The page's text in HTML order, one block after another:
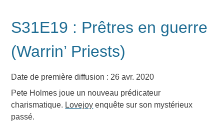
S31E19 : Prêtres en guerre
(Warrin’ Priests)
Date de première diffusion : 26 avr. 2020
Pete Holmes joue un nouveau prédicateur
charismatique. Lovejoy enquête sur son mystérieux
passé.